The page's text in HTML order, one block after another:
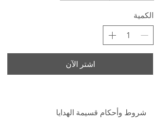
الكمية
اشتر الآن
شروط وأحكام قسيمة الهدايا